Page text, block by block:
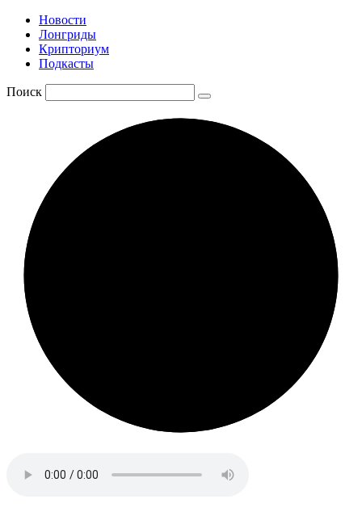
Новости
Лонгриды
Крипториум
Подкасты
Поиск